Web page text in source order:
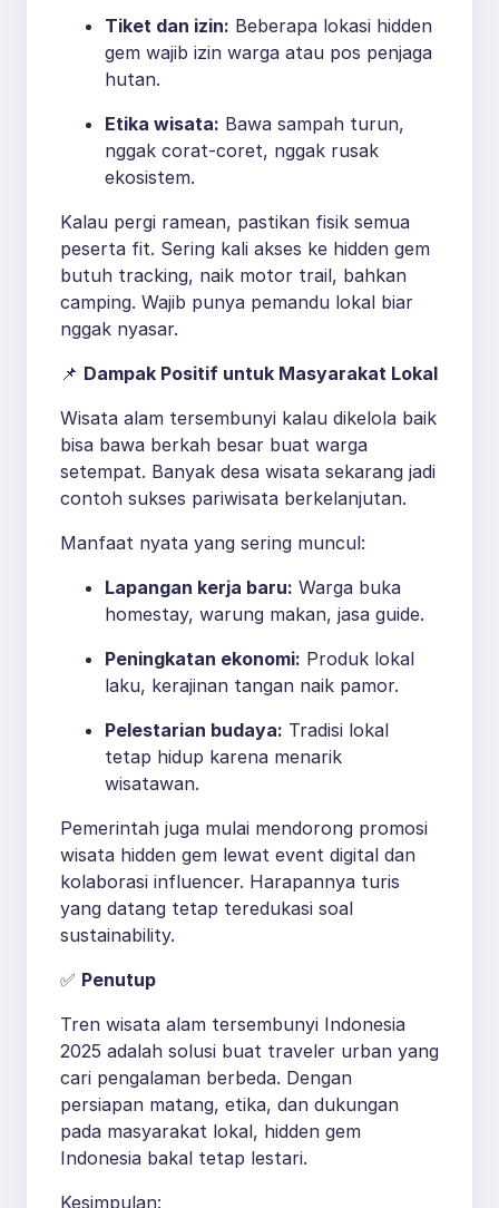
Tiket dan izin: Beberapa lokasi hidden
gem wajib izin warga atau pos penjaga
hutan.
Etika wisata: Bawa sampah turun,
nggak corat-coret, nggak rusak
ekosistem.
Kalau pergi ramean, pastikan fisik semua
peserta fit. Sering kali akses ke hidden gem
butuh tracking, naik motor trail, bahkan
camping. Wajib punya pemandu lokal biar
nggak nyasar.
📌 Dampak Positif untuk Masyarakat Lokal
Wisata alam tersembunyi kalau dikelola baik
bisa bawa berkah besar buat warga
setempat. Banyak desa wisata sekarang jadi
contoh sukses pariwisata berkelanjutan.
Manfaat nyata yang sering muncul:
Lapangan kerja baru: Warga buka
homestay, warung makan, jasa guide.
Peningkatan ekonomi: Produk lokal
laku, kerajinan tangan naik pamor.
Pelestarian budaya: Tradisi lokal
tetap hidup karena menarik
wisatawan.
Pemerintah juga mulai mendorong promosi
wisata hidden gem lewat event digital dan
kolaborasi influencer. Harapannya turis
yang datang tetap teredukasi soal
sustainability.
✅ Penutup
Tren wisata alam tersembunyi Indonesia
2025 adalah solusi buat traveler urban yang
cari pengalaman berbeda. Dengan
persiapan matang, etika, dan dukungan
pada masyarakat lokal, hidden gem
Indonesia bakal tetap lestari.
Kesimpulan: